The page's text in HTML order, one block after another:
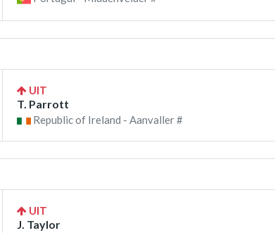
UIT
T. Parrott
Republic of Ireland - Aanvaller #
UIT
J. Taylor